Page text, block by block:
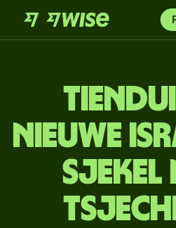
Nieuwe
sjekel